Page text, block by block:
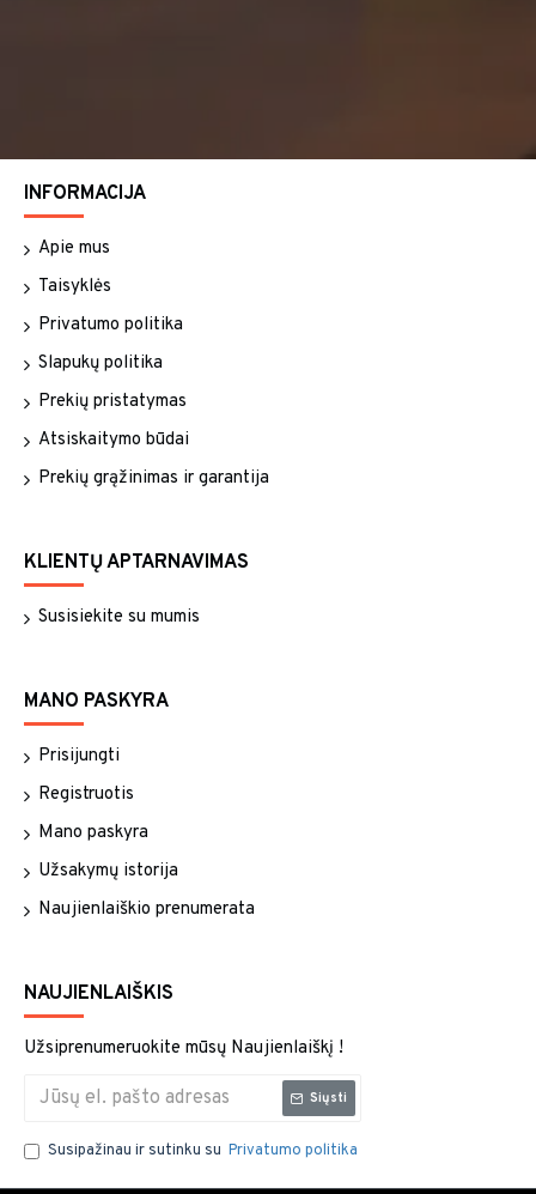
INFORMACIJA
Apie mus
Taisyklės
Privatumo politika
Slapukų politika
Prekių pristatymas
Atsiskaitymo būdai
Prekių grąžinimas ir garantija
KLIENTŲ APTARNAVIMAS
Susisiekite su mumis
MANO PASKYRA
Prisijungti
Registruotis
Mano paskyra
Užsakymų istorija
Naujienlaiškio prenumerata
NAUJIENLAIŠKIS
Užsiprenumeruokite mūsų Naujienlaiškį !
Siųsti
Susipažinau ir sutinku su Privatumo politika